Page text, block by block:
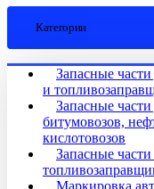
Категории
Запасные части
и
Запасные части
битумовозов,
кислотовозов
Запасные
Маркировка